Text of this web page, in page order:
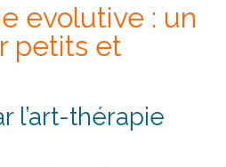
evolutive : un
petits et
l’art-thérapie